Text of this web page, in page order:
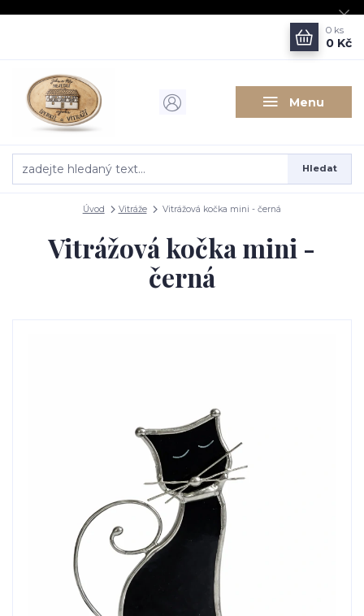
Menu
Hledat
0 ks
0 Kč
Úvod Vitráže Vitrážová kočka mini - černá
Vitrážová kočka mini -
černá